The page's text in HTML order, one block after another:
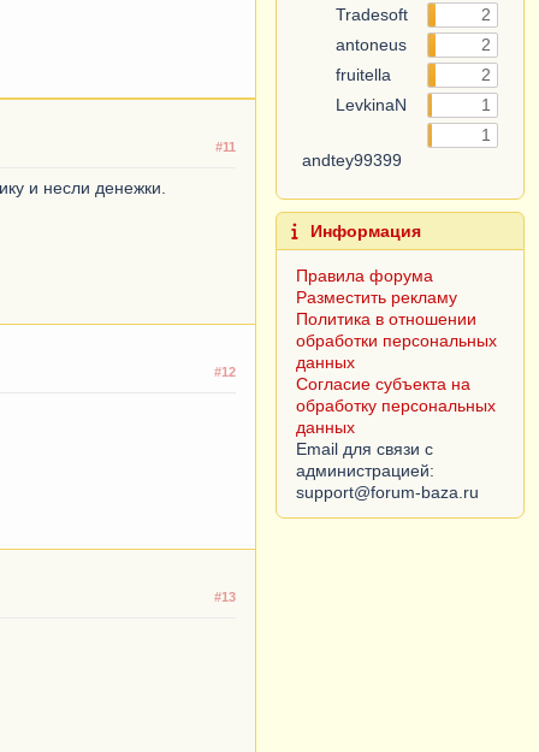
#11
и несли денежки.
#12
#13
antoneus
2
fruitella
2
LevkinaN
1
andtey99399
1
Правила форума
Разместить рекламу
Политика в отношении
обработки персональных
данных
Согласие субъекта на
обработку персональных
данных
Email для связи с
администрацией: